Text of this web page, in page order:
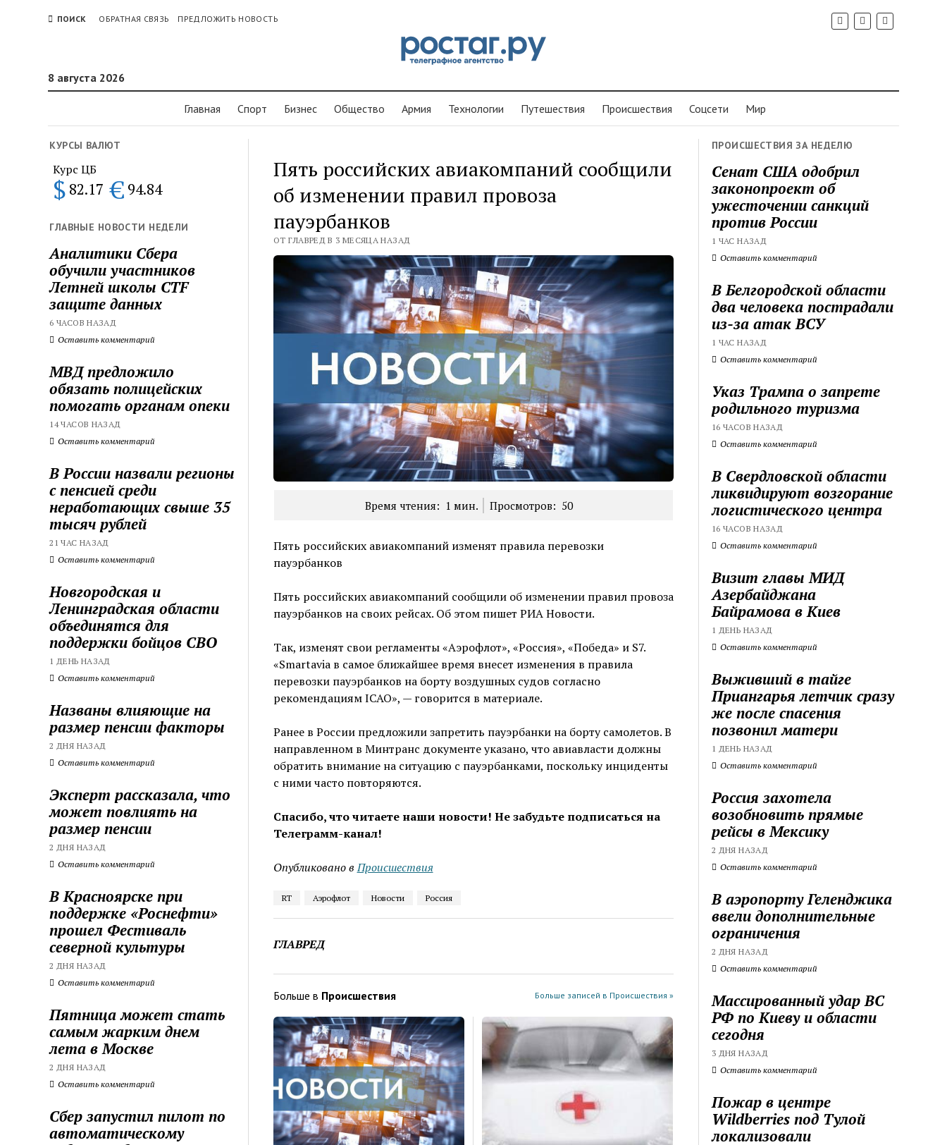
ПОИСК ОБРАТНАЯ СВЯЗЬ ПРЕДЛОЖИТЬ НОВОСТЬ
8 августа 2026
Главная Спорт Бизнес Общество Армия Технологии Путешествия Проиcшествия Соцсети Мир
КУРСЫ ВАЛЮТ
Курс ЦБ
$ 82.17 € 94.84
ГЛАВНЫЕ НОВОСТИ НЕДЕЛИ
Аналитики Сбера
обучили участников
Летней школы CTF
защите данных
6 ЧАСОВ НАЗАД
Оставить комментарий
МВД предложило
обязать полицейских
помогать органам опеки
14 ЧАСОВ НАЗАД
Оставить комментарий
В России назвали регионы
с пенсией среди
неработающих свыше 35
тысяч рублей
21 ЧАС НАЗАД
Оставить комментарий
Новгородская и
Ленинградская области
объединятся для
поддержки бойцов СВО
1 ДЕНЬ НАЗАД
Оставить комментарий
Названы влияющие на
размер пенсии факторы
2 ДНЯ НАЗАД
Оставить комментарий
Эксперт рассказала, что
может повлиять на
размер пенсии
2 ДНЯ НАЗАД
Оставить комментарий
В Красноярске при
поддержке «Роснефти»
прошел Фестиваль
северной культуры
2 ДНЯ НАЗАД
Оставить комментарий
Пятница может стать
самым жарким днем
лета в Москве
2 ДНЯ НАЗАД
Оставить комментарий
Сбер запустил пилот по
автоматическому
Пять российских авиакомпаний сообщили
об изменении правил провоза
пауэрбанков
ОТ ГЛАВРЕД В 3 МЕСЯЦА НАЗАД
Время чтения: 1 мин. Просмотров: 50
Пять российских авиакомпаний изменят правила перевозки
пауэрбанков
Пять российских авиакомпаний сообщили об изменении правил провоза
пауэрбанков на своих рейсах. Об этом пишет РИА Новости.
Так, изменят свои регламенты «Аэрофлот», «Россия», «Победа» и S7.
«Smartavia в самое ближайшее время внесет изменения в правила
перевозки пауэрбанков на борту воздушных судов согласно
рекомендациям ICAO», — говорится в материале.
Ранее в России предложили запретить пауэрбанки на борту самолетов. В
направленном в Минтранс документе указано, что авиавласти должны
обратить внимание на ситуацию с пауэрбанками, поскольку инциденты
с ними часто повторяются.
Спасибо, что читаете наши новости! Не забудьте подписаться на
Телеграмм-канал!
Опубликовано в Проиcшествия
RT Аэрофлот Новости Россия
ГЛАВРЕД
Больше в Проиcшествия Больше записей в Проиcшествия »
ПРОИСШЕСТВИЯ ЗА НЕДЕЛЮ
Сенат США одобрил
законопроект об
ужесточении санкций
против России
1 ЧАС НАЗАД
Оставить комментарий
В Белгородской области
два человека пострадали
из-за атак ВСУ
1 ЧАС НАЗАД
Оставить комментарий
Указ Трампа о запрете
родильного туризма
16 ЧАСОВ НАЗАД
Оставить комментарий
В Свердловской области
ликвидируют возгорание
логистического центра
16 ЧАСОВ НАЗАД
Оставить комментарий
Визит главы МИД
Азербайджана
Байрамова в Киев
1 ДЕНЬ НАЗАД
Оставить комментарий
Выживший в тайге
Приангарья летчик сразу
же после спасения
позвонил матери
1 ДЕНЬ НАЗАД
Оставить комментарий
Россия захотела
возобновить прямые
рейсы в Мексику
2 ДНЯ НАЗАД
Оставить комментарий
В аэропорту Геленджика
ввели дополнительные
ограничения
2 ДНЯ НАЗАД
Оставить комментарий
Массированный удар ВС
РФ по Киеву и области
сегодня
3 ДНЯ НАЗАД
Оставить комментарий
Пожар в центре
Wildberries под Тулой
локализовали